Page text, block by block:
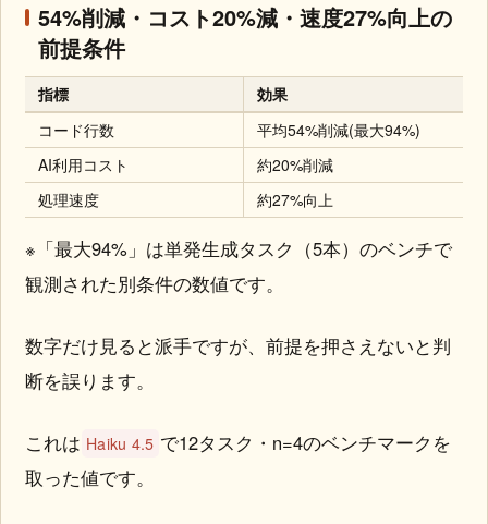
54%削減・コスト20%減・速度27%向上の
前提条件
指標
効果
コード行数
平均54%削減(最大94%)
AI利用コスト
約20%削減
処理速度
約27%向上
※「最大94%」は単発生成タスク（5本）のベンチで
観測された別条件の数値です。
数字だけ見ると派手ですが、前提を押さえないと判
断を誤ります。
これは Haiku 4.5 で12タスク・n=4のベンチマークを
取った値です。